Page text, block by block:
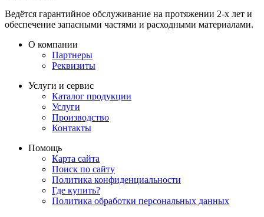
Ведётся гарантийное обслуживание на протяжении 2-х лет и
обеспечение запасными частями и расходными материалами.
О компании
Партнеры
Реквизиты
Услуги и сервис
Каталог продукции
Услуги
Производство
Контакты
Помощь
Карта сайта
Поиск по сайту
Политика конфиденциальности
Где купить?
Политика обработки персональных данных